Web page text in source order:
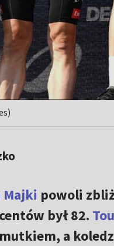
Majki powoli
był 82.
a